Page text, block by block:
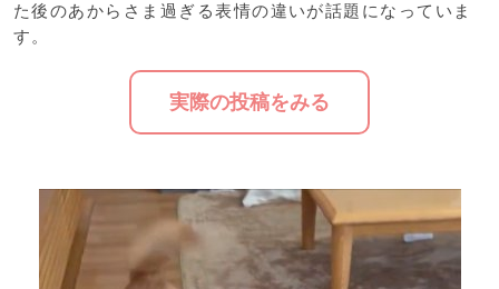
た後のあからさま過ぎる表情の違いが話題になっていま
す。
実際の投稿をみる